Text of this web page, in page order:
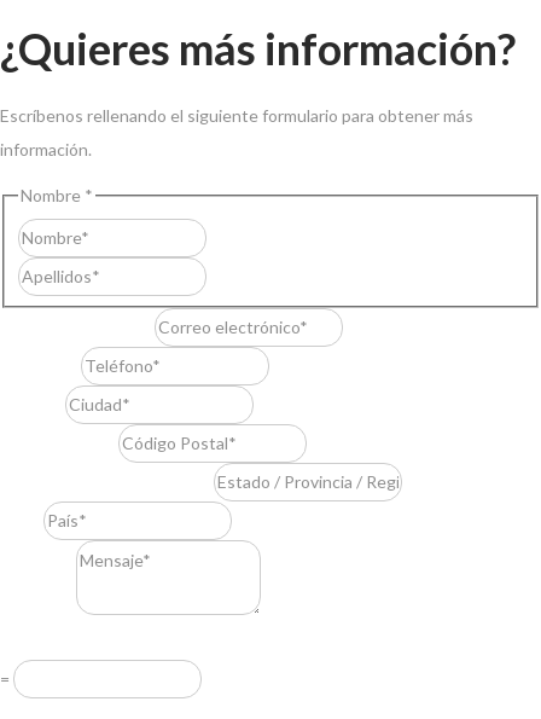
¿Quieres más información?
Escríbenos rellenando el siguiente formulario para obtener más
información.
Nombre *
Nombre
Apellidos
=